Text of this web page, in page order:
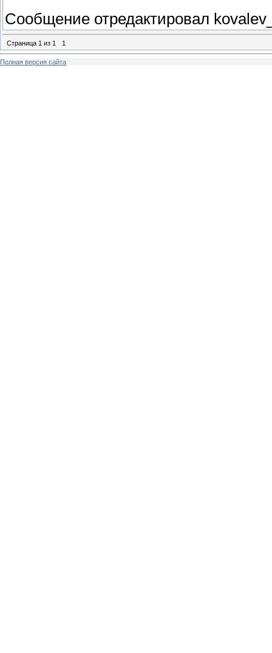
Сообщение отредактировал
Страница 1 из 1 1
Полная версия сайта